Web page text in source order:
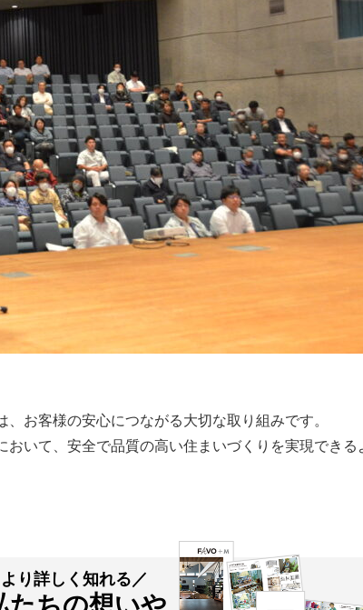
お客様の安心につながる大切な取り組みです。
いて、安全で品質の高い住まいづくりを実現できる
り詳しく知れる／